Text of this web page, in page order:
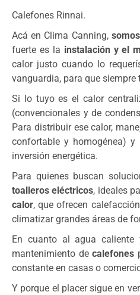
Calefones Rinnai.
Acá en Clima Canning,
fuerte es la instalación y el
calor justo cuando lo
vanguardia, para que
Si lo tuyo es el calor
(convencionales y de
Para distribuir ese calor,
confortable y homogénea)
inversión energética.
Para quienes buscan
toalleros eléctricos, ideales
calor, que ofrecen
climatizar grandes áreas de
En cuanto al agua
mantenimiento decalefones
constante en casas o
Y porque el placer sigue en